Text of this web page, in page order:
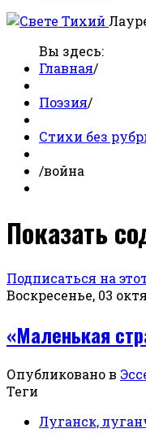
Вы здесь:
Главная/
Поэзия/
Стихи без
/война
Показать
Подписаться на
Воскресенье, 03
«Маленькая
Опубликовано в
Теги
Луганск,